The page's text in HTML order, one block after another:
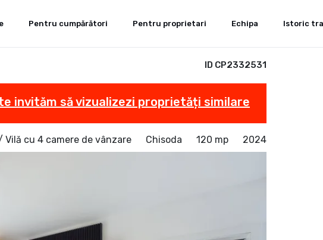
Pentru cumpărători Pentru proprietari Echipa Istoric
ID CP2332531
invităm să vizualizezi proprietăți similare
Vilă cu 4 camere de vânzare Chisoda 120 mp 2024